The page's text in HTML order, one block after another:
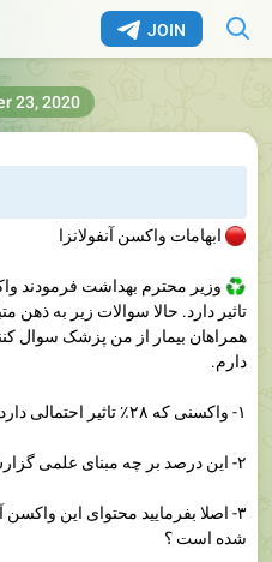
JOIN
ابهامات واکسن آنفولانزا
تاثیر دارد. حالا سوالات زیر به ذهن
همراهان بیمار از من پزشک سوال
دارم.
۱- واکسنی که ۲۸٪ تاثیر احتمالی دارد چرا باید بزنیم ؟
۲- این درصد بر چه مبنای علمی گزارش شده است ؟
۳- اصلا بفرمایید محتوای این
شده است ؟
23, 2020